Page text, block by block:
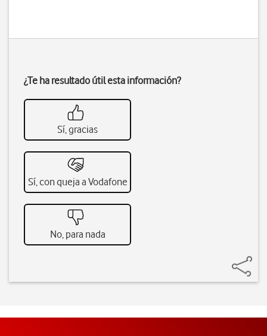
¿Te ha resultado útil esta información?
Sí, gracias
Sí, con queja a Vodafone
No, para nada